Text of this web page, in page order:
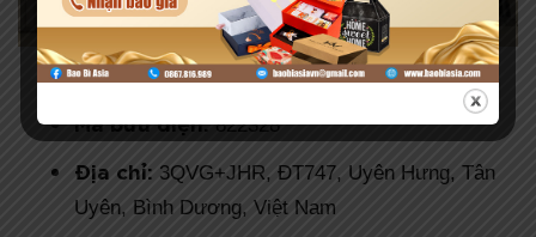
Bưu điện Nam Tân Uyên
Mã bưu điện:822328
Địa chỉ: 3QVG+JHR, ĐT747, Uyên Hưng, Tân
Uyên, Bình Dương, Việt Nam